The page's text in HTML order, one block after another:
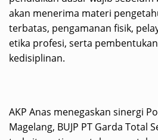
akan menerima materi
terbatas, pengamanan fisik,
etika profesi, serta
kedisiplinan.
AKP Anas menegaskan sinergi
Magelang, BUJP PT Garda Total